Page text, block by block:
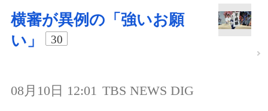
横審が異例の「強いお願
い」
30
08月10日 12:01 TBS NEWS DIG